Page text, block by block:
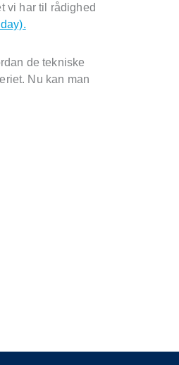
vi har til rådighed
de tekniske
Nu kan man